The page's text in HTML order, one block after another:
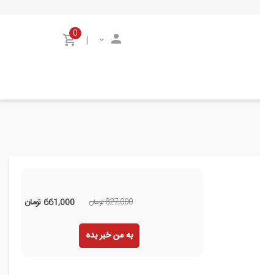
|
0
827,000 تومان 661,000 تومان
به من خبر بده